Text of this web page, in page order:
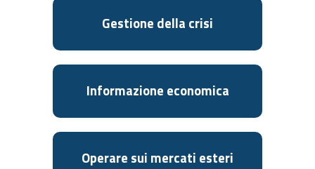
Gestione della crisi
Informazione economica
Operare sui mercati esteri